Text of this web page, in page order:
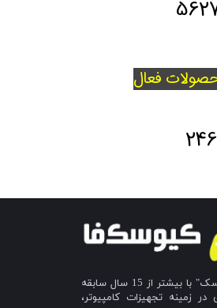
فعال
246
فروشگاه "کیوسک" با بیشتر از 15 سال سابقه
زمینه تجهیزات کامپیوتر،